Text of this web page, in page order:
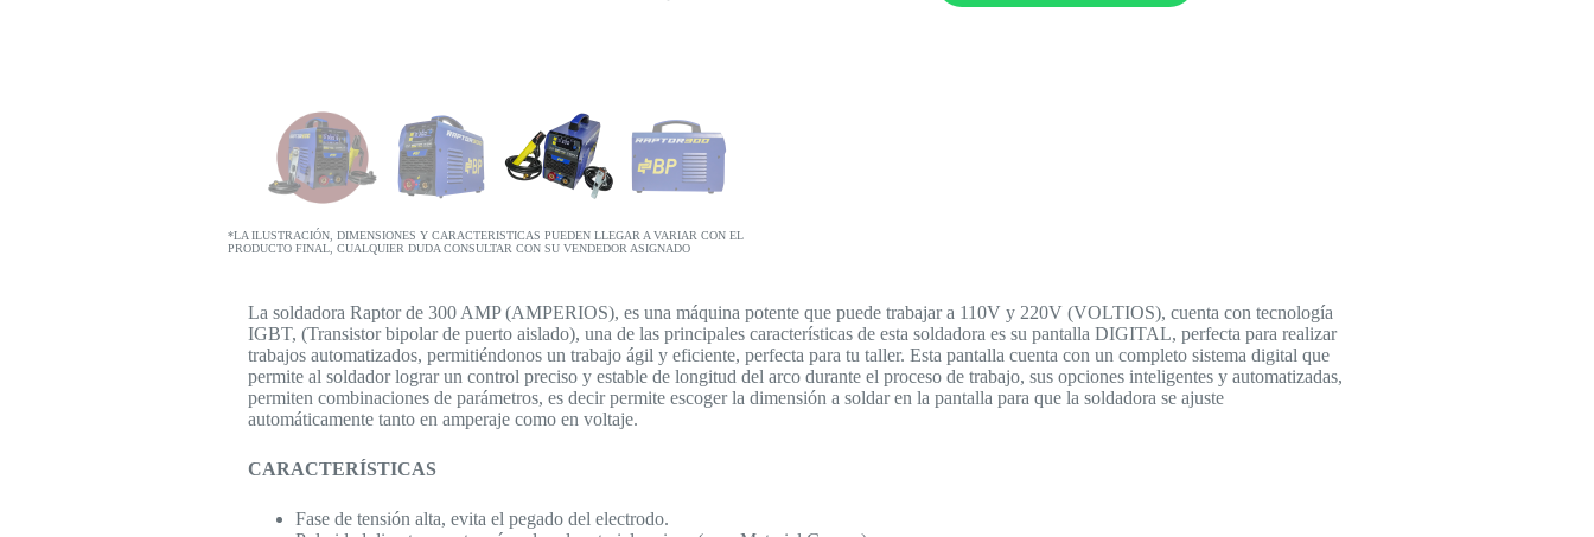
*LA ILUSTRACIÓN, DIMENSIONES Y CARACTERISTICAS PUEDEN LLEGAR A VARIAR CON EL
PRODUCTO FINAL, CUALQUIER DUDA CONSULTAR CON SU VENDEDOR ASIGNADO
La soldadora Raptor de 300 AMP (AMPERIOS), es una máquina potente que puede trabajar a 110V y 220V (VOLTIOS), cuenta con tecnología
IGBT, (Transistor bipolar de puerto aislado), una de las principales características de esta soldadora es su pantalla DIGITAL, perfecta para realizar
trabajos automatizados, permitiéndonos un trabajo ágil y eficiente, perfecta para tu taller. Esta pantalla cuenta con un completo sistema digital que
permite al soldador lograr un control preciso y estable de longitud del arco durante el proceso de trabajo, sus opciones inteligentes y automatizadas,
permiten combinaciones de parámetros, es decir permite escoger la dimensión a soldar en la pantalla para que la soldadora se ajuste
automáticamente tanto en amperaje como en voltaje.
CARACTERÍSTICAS
Fase de tensión alta, evita el pegado del electrodo.